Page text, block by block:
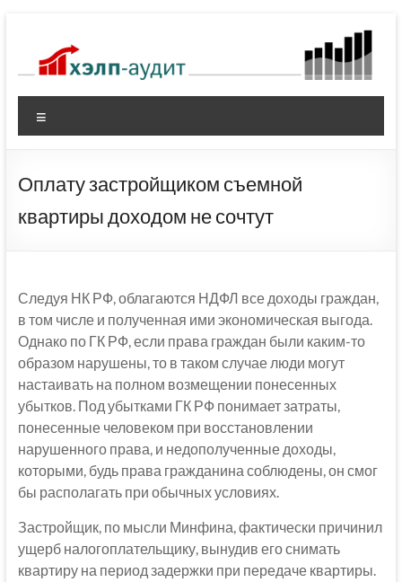
содержимому
Оплату застройщиком съемной
квартиры доходом не сочтут
Следуя НК РФ, облагаются НДФЛ все доходы граждан,
в том числе и полученная ими экономическая выгода.
Однако по ГК РФ, если права граждан были каким-то
образом нарушены, то в таком случае люди могут
настаивать на полном возмещении понесенных
убытков. Под убытками ГК РФ понимает затраты,
понесенные человеком при восстановлении
нарушенного права, и недополученные доходы,
которыми, будь права гражданина соблюдены, он смог
бы располагать при обычных условиях.
Застройщик, по мысли Минфина, фактически причинил
ущерб налогоплательщику, вынудив его снимать
квартиру на период задержки при передаче квартиры.